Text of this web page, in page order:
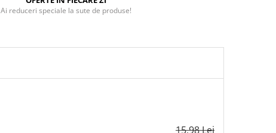
Ai reduceri speciale la sute de produse!
15,98 Lei